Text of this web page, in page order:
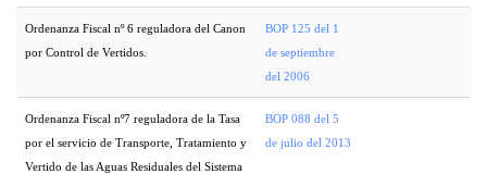
Ordenanza Fiscal nº 6 reguladora del Canon
por Control de Vertidos.
BOP 125 del 1
de septiembre
del 2006
Ordenanza Fiscal nº7 reguladora de la Tasa
por el servicio de Transporte, Tratamiento y
Vertido de las Aguas Residuales del Sistema
BOP 088 del 5
de julio del 2013